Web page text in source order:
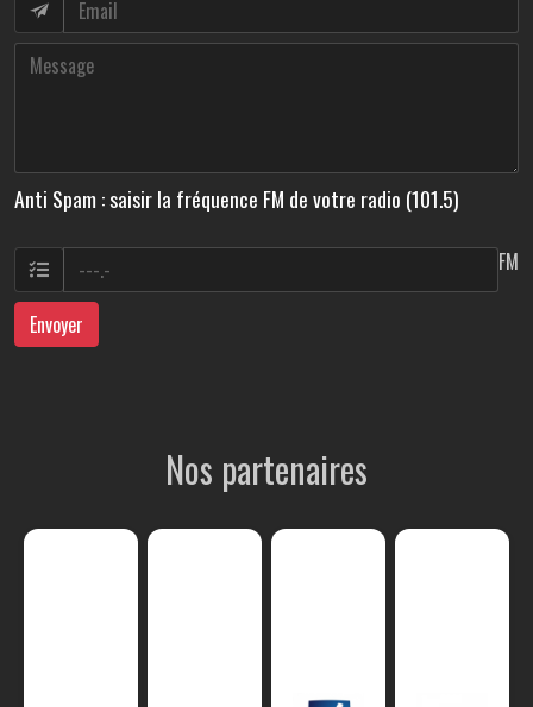
Anti Spam : saisir la fréquence FM de votre radio (101.5)
FM
Envoyer
Nos partenaires